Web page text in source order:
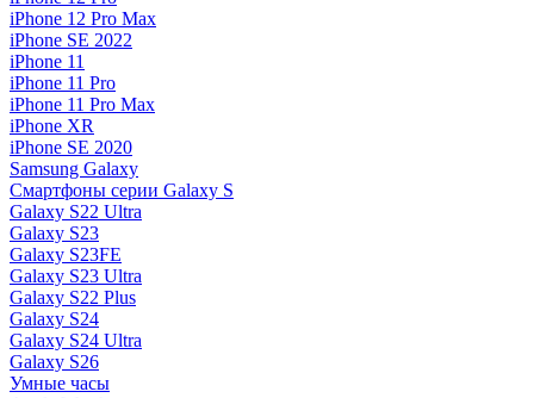
iPhone 12 Pro Max
iPhone SE 2022
iPhone 11
iPhone 11 Pro
iPhone 11 Pro Max
iPhone XR
iPhone SE 2020
Samsung Galaxy
Смартфоны серии Galaxy S
Galaxy S22 Ultra
Galaxy S23
Galaxy S23FE
Galaxy S23 Ultra
Galaxy S22 Plus
Galaxy S24
Galaxy S24 Ultra
Galaxy S26
Умные часы